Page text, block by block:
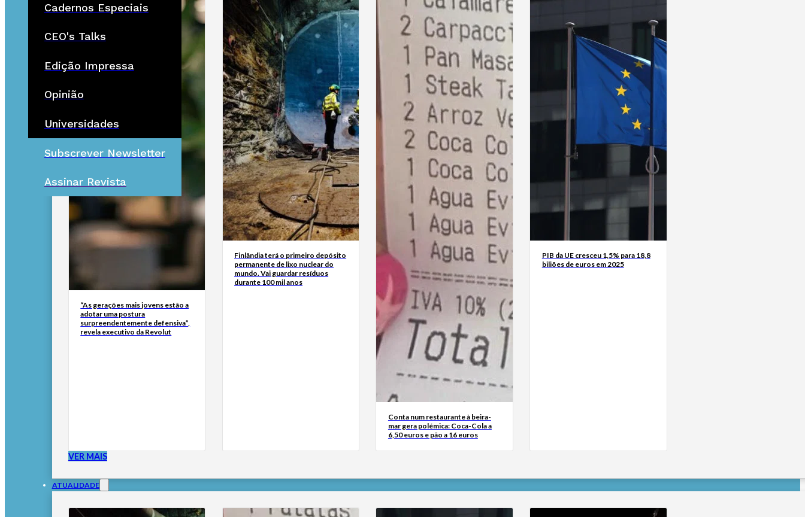
Cadernos Especiais
CEO's Talks
Edição Impressa
Opinião
Universidades
Subscrever Newsletter
Assinar Revista
“As gerações mais jovens estão a
adotar uma postura
surpreendentemente defensiva”,
revela executivo da Revolut
Finlândia terá o primeiro depósito
permanente de lixo nuclear do
mundo. Vai guardar resíduos
durante 100 mil anos
Conta num restaurante à beira-
mar gera polémica: Coca-Cola a
6,50 euros e pão a 16 euros
PIB da UE cresceu 1,5% para 18,8
biliões de euros em 2025
VER MAIS
ATUALIDADE